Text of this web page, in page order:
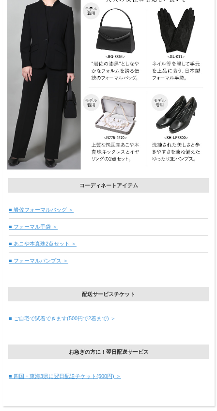
コーディネートアイテム
■ 岩佐フォーマルバッグ ＞
■ フォーマル手袋 ＞
■ あこや本真珠2点セット ＞
■ フォーマルパンプス ＞
配送サービスチケット
■ ご自宅で試着できます(500円で2着まで) ＞
お急ぎの方に！翌日配送サービス
■ 四国・東海3県に翌日配送チケット(500円) ＞